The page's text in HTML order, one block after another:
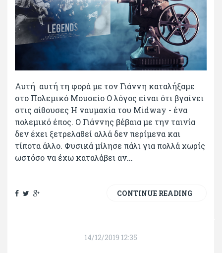
Αυτή αυτή τη φορά με τον Γιάννη καταλήξαμε
στο Πολεμικό Μουσείο Ο λόγος είναι ότι βγαίνει
στις αίθουσες Η ναυμαχία του Μidway - ένα
πολεμικό έπος. Ο Γιάννης βέβαια με την ταινία
δεν έχει ξετρελαθεί αλλά δεν περίμενα και
τίποτα άλλο. Φυσικά μίλησε πάλι για πολλά χωρίς
ωστόσο να έχω καταλάβει αν...
CONTINUE READING
14/12/2019 12:35